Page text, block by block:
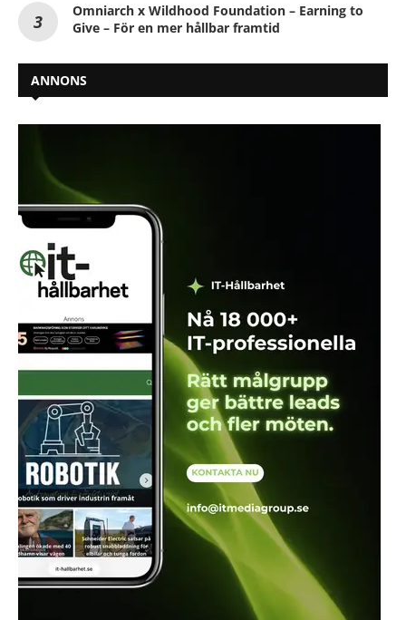
Omniarch x Wildhood Foundation – Earning to
Give – För en mer hållbar framtid
ANNONS